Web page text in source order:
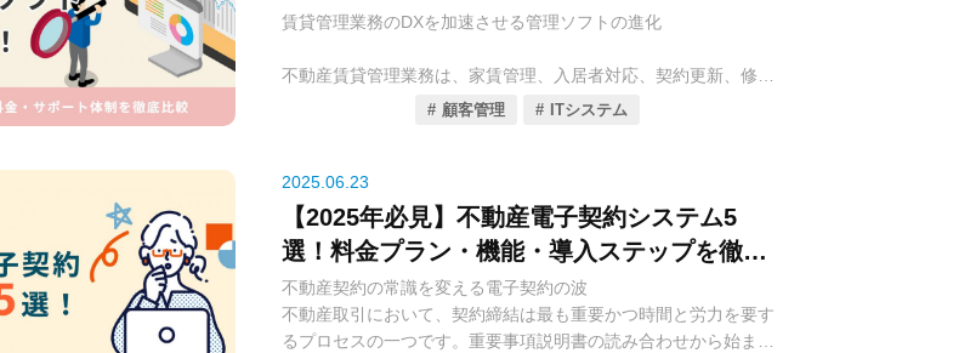
供しています。本コラムでは、不動産会社の皆様が法務リスクを
つのリーガルテックツールを厳選し、それぞれの主要機能、導入
ます。貴社の法務体制を強化し、トラブルを未然に防ぐための一
タスク管理、活動履歴の記録などをシステム上で一元化・自動化
営業戦略立案を強力にサポートします。
2025年現在、SFAシステムは単なる記録ツールを超え、AIを活用
援機能を提供するまでに進化しています。本コラムでは、不動産
会社の皆様が自社の営業課題を解決し、成約率を向上させるため
の最適なSFAを見つけるため、特に注目すべき4つのSFAシステム
を厳選し、それぞれの主要機能、導入メリット、そして具体的な
成功事例を交えながら徹底的に比較解説していきます。貴社の営
業チームを最強の部隊に変革するための情報として、ぜひご活用
ください。
賃貸管理業務のDXを加速させる管理ソフトの進化
不動産賃貸管理業務は、家賃管理、入居者対応、契約更新、修繕
手配、オーナー報告など、多岐にわたる複雑な業務の集合体で
生、そして顧客満足度の低下に繋がりかねない課題を抱えていま
す。しかし、近年、テクノロジーの進化により、これらの課題を
解決するための強力なツールとして「賃貸管理ソフト」が急速に
進化を遂げています。
賃貸管理ソフトは、これらの複雑な業務を一元的に管理し、自動
化することで、管理会社の業務効率を劇的に向上させます。
顧客管理 ITシステム
2025.06.23
【2025年必見】不動産電子契約システム5
選！料金プラン・機能・導入ステップを徹底
比較
不動産契約の常識を変える電子契約の波
不動産取引において、契約締結は最も重要かつ時間と労力を要す
るプロセスの一つです。重要事項説明書の読み合わせから始ま